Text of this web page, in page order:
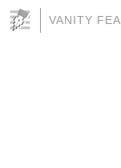
VANITY FEA